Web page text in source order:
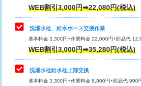
排水管工事（土の掘削・埋め戻し作
業）
排水管工事（排水管工事/3ｍまで）
排水管工事（追加 排水管工事/3ｍ超
え）
理・調整・分解・加工など（重作業）
キッチンタンク脱着
その他部品の脱着
交換・取付（タンク）
WEB割引3,000円➡22,080円(税込)
洗濯水栓、給水ホース交換作業
基本料金 3,300円+作業料金 22,000円+部品代
WEB割引3,000円➡35,280円(税込)
洗濯水栓給水栓上部交換
基本料金 3,300円+作業料金 8,800円+部品代 990